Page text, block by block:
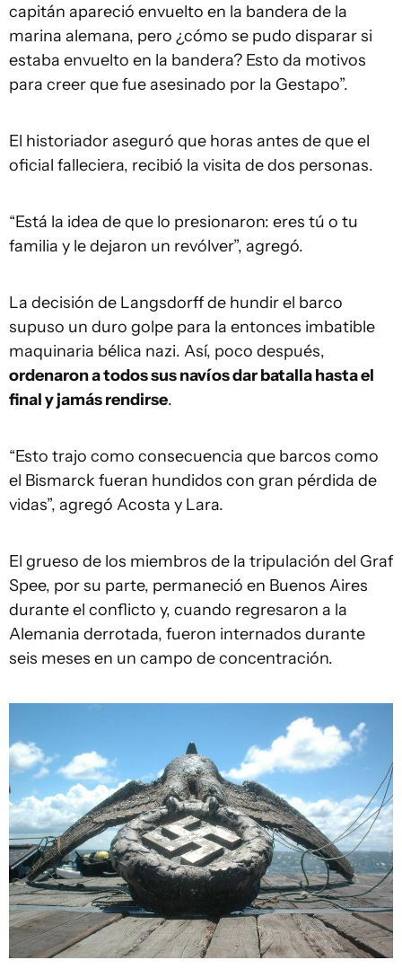
capitán apareció envuelto en la bandera de la
marina alemana, pero ¿cómo se pudo disparar si
estaba envuelto en la bandera? Esto da motivos
para creer que fue asesinado por la Gestapo”.
El historiador aseguró que horas antes de que el
oficial falleciera, recibió la visita de dos personas.
“Está la idea de que lo presionaron: eres tú o tu
familia y le dejaron un revólver”, agregó.
La decisión de Langsdorff de hundir el barco
supuso un duro golpe para la entonces imbatible
maquinaria bélica nazi. Así, poco después,
ordenaron a todos sus navíos dar batalla hasta el
final y jamás rendirse.
“Esto trajo como consecuencia que barcos como
el Bismarck fueran hundidos con gran pérdida de
vidas”, agregó Acosta y Lara.
El grueso de los miembros de la tripulación del Graf
Spee, por su parte, permaneció en Buenos Aires
durante el conflicto y, cuando regresaron a la
Alemania derrotada, fueron internados durante
seis meses en un campo de concentración.